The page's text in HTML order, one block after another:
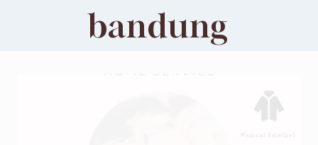
bandung